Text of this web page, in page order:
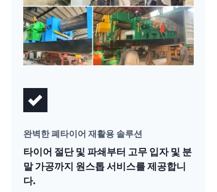
완벽한 폐타이어 재활용 솔루션
타이어 절단 및 파쇄부터 고무 입자 및 분
말 가공까지 원스톱 서비스를 제공합니
다.